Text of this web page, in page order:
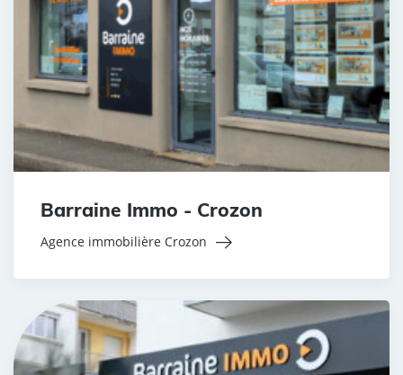
Barraine Immo - Crozon
Agence immobilière Crozon